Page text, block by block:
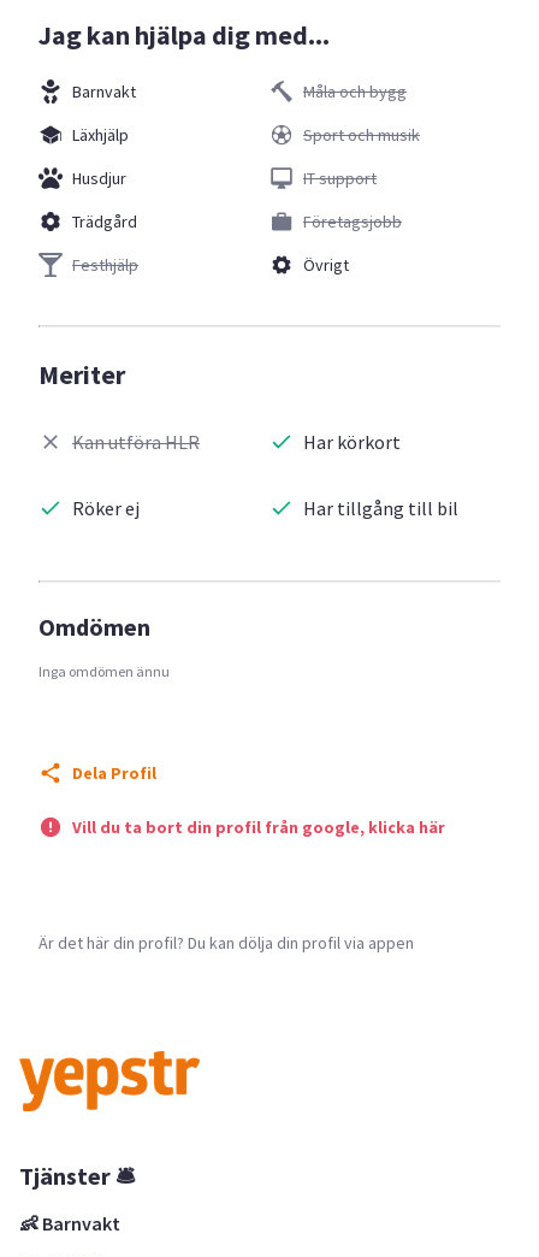
Jag kan hjälpa dig med...
Barnvakt
Läxhjälp
Husdjur
Trädgård
Festhjälp
Måla och bygg
Sport och musik
IT support
Företagsjobb
Övrigt
Meriter
Kan utföra HLR
Röker ej
Har körkort
Har tillgång till bil
Omdömen
Inga omdömen ännu
Dela Profil
Vill du ta bort din profil från google, klicka här
Är det här din profil? Du kan dölja din profil via appen
Tjänster 🛎
👶 Barnvakt